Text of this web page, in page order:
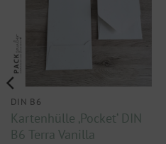
DIN B6
Kartenhülle ‚Pocket‘ DIN
B6 Terra Vanilla